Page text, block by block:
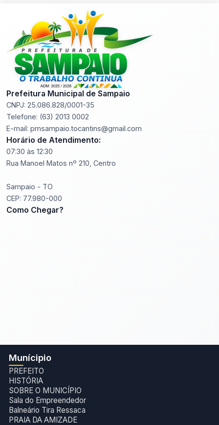
Prefeitura Municipal de Sampaio
CNPJ: 25.086.828/0001-35
Telefone: (63) 2013 0002
E-mail: pmsampaio.tocantins@gmail.com
Horário de Atendimento:
07:30 às 12:30
Rua Manoel Matos nº 210, Centro
Sampaio - TO
CEP: 77.980-000
Como Chegar?
Munícipio
PREFEITO
HISTÓRIA
SOBRE O MUNICÍPIO
Sala do Empreendedor
Balneário Tira Ressaca
PRAIA DA AMIZADE